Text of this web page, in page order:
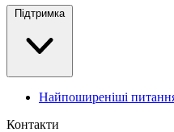
Підтримка
Найпоширеніші
Контакти